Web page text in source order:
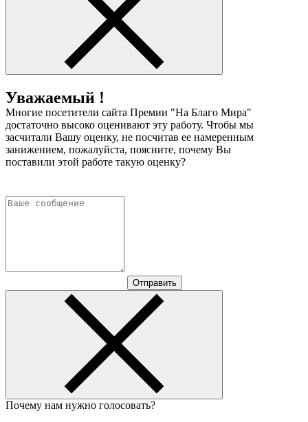
Уважаемый !
Многие посетители сайта Премии "На Благо Мира"
достаточно высоко оценивают эту работу. Чтобы мы
засчитали Вашу оценку, не посчитав ее намеренным
занижением, пожалуйста, поясните, почему Вы
поставили этой работе такую оценку?
Отправить
Почему нам нужно голосовать?